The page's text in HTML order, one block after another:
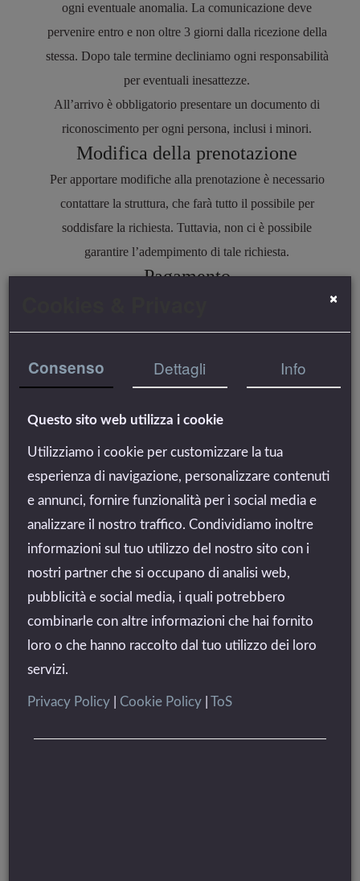
ogni eventuale anomalia. La comunicazione deve
pervenire entro e non oltre 3 giorni dalla ricezione della
stessa. Dopo tale termine decliniamo ogni responsabilità
per eventuali inesattezze.
All’arrivo è obbligatorio presentare un documento di
riconoscimento per ogni persona, inclusi i minori.
Modifica della prenotazione
Per apportare modifiche alla prenotazione è necessario
contattare la struttura, che farà tutto il possibile per
soddisfare la richiesta.Tuttavia, non ci è possibile
garantire l’adempimento di talerichiesta.
Pagamento
oltre 3 giorni dalla data di ricezione del preventivo, come
confirmatoria è pari al 50% dell’importo del soggiorno
In caso di mancata ricezione della caparra entro le date
indicate, la prenotazione è nulla. Come previsto dal codice
civile all’art. 1385, non verrà restituita in caso di disdetta o
non presentazione, salvo eccezioni accordatecon il cliente.
Metodi di pagamento accettati:
Contante
Bonifico bancario
Carta di credito o debito.
Il saldo della prenotazione così come gli eventuali servizi
ed extra, dovranno essere pagati al momento del check-
bonifico bancario ai seguenti dati:
×
Consenso Dettagli Info
Questo sito web utilizza i cookie
Utilizziamo i cookie per customizzare la tua
esperienza di navigazione, personalizzare contenuti
e annunci, fornire funzionalità per i social media e
analizzare il nostro traffico. Condividiamo inoltre
informazioni sul tuo utilizzo del nostro sito con i
nostri partner che si occupano di analisi web,
pubblicità e social media, i quali potrebbero
combinarle con altre informazioni che hai fornito
loro o che hanno raccolto dal tuo utilizzo dei loro
servizi.
Privacy Policy Cookie Policy ToS